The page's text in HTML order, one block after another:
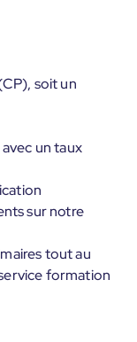
soit un
un taux
sur notre
tout au
formation